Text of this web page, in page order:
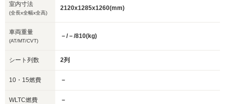
室内寸法
(全長x全幅x全高)
2120x1285x1260(mm)
車両重量
(AT/MT/CVT)
－/－/810(kg)
シート列数 2列
10・15燃費 －
WLTC燃費 －